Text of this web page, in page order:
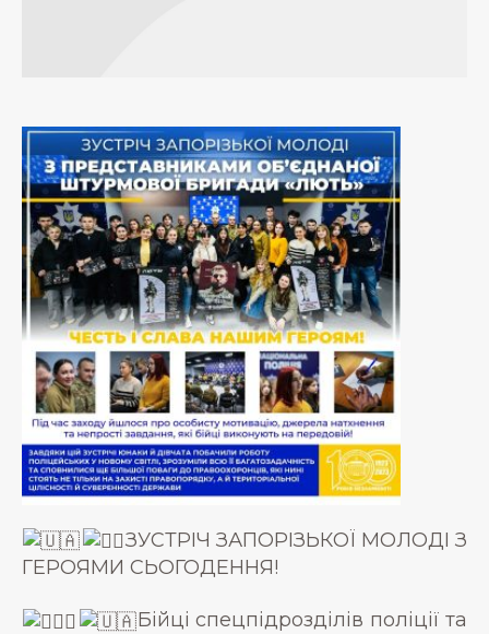
ЗУСТРІЧ ЗАПОРІЗЬКОЇ МОЛОДІ З
ГЕРОЯМИ СЬОГОДЕННЯ!
Бійці спецпідрозділів поліції та